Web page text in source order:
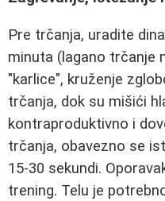
Pre trčanja, uradite
minuta (lagano trčanje
"karlice", kruženje
trčanja, dok su mišići
kontraproduktivno i
trčanja, obavezno se
15-30 sekundi.
trening. Telu je